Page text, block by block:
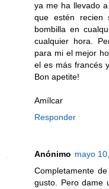
ya me ha llevado
que estén recien
bombilla en
cualquier hora.
para mi el mejor
el es más francés
Bon apetite!
Amílcar
Responder
Anónimo mayo
Completamente
gusto. Pero dame